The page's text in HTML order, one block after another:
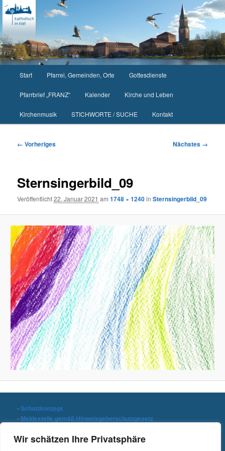
Wir schätzen Ihre Privatsphäre
Zum
primären
Inhalt
springen
Start Pfarrei, Gemeinden, Orte Gottesdienste
Pfarrbrief „FRANZ“ Kalender Kirche und Leben
Kirchenmusik STICHWORTE / SUCHE Kontakt
Bilder-
← Vorheriges Nächstes →
Sternsingerbild_09
Veröffentlicht22. Januar 2021 am1748 × 1240inSternsingerbild_09
-Schutzkonzept
- Meldestelle gemäß Hinweisgeberschutzgesetz
-Impressum